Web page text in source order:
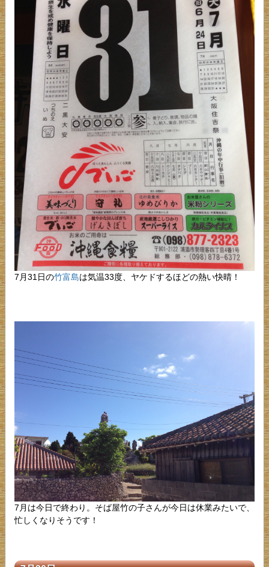
7月31日の竹富島は気温33度、ヤケドするほどの熱い快晴！
7月は今日で終わり。そば屋竹の子さんが今日は休業みたいで、
忙しくなりそうです！